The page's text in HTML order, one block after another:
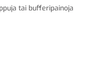
tai bufferipainoja